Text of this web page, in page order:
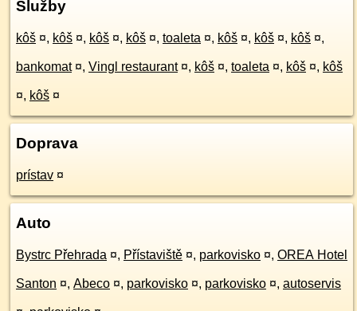
Služby
kôš ¤, kôš ¤, kôš ¤, kôš ¤, toaleta ¤, kôš ¤, kôš ¤, kôš ¤,
bankomat ¤, Vingl restaurant ¤, kôš ¤, toaleta ¤, kôš ¤, kôš
¤, kôš ¤
Doprava
prístav ¤
Auto
Bystrc Přehrada ¤, Přístaviště ¤, parkovisko ¤, OREA Hotel
Santon ¤, Abeco ¤, parkovisko ¤, parkovisko ¤, autoservis